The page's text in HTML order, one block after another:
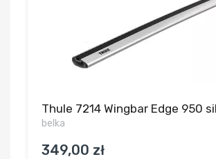
Thule 7214 Wingbar Edge 950
belka
349,00 zł